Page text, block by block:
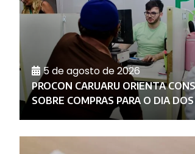
5 de agosto de 2026
PROCON CARUARU ORIENTA
SOBRE COMPRAS PARA O DIA